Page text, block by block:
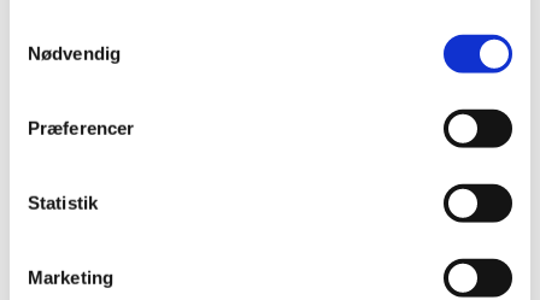
Nødvendig
Præferencer
Statistik
Marketing
Gummi ophæng
kr.40,00
Gummi ophæng /
Vibrationsdæmper
Indvendig Gevind